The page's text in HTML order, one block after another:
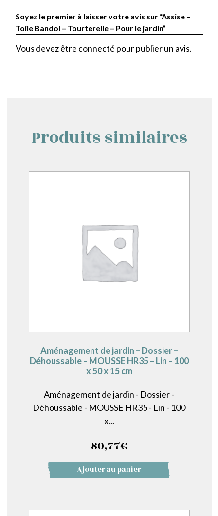
Soyez le premier à laisser votre avis sur “Assise –
Toile Bandol – Tourterelle – Pour le jardin”
Vous devez être connecté pour publier un avis.
Produits similaires
Aménagement de jardin – Dossier –
Déhoussable – MOUSSE HR35 – Lin – 100
x 50 x 15 cm
Aménagement de jardin - Dossier -
Déhoussable - MOUSSE HR35 - Lin - 100
x...
80,77€
Ajouter au panier